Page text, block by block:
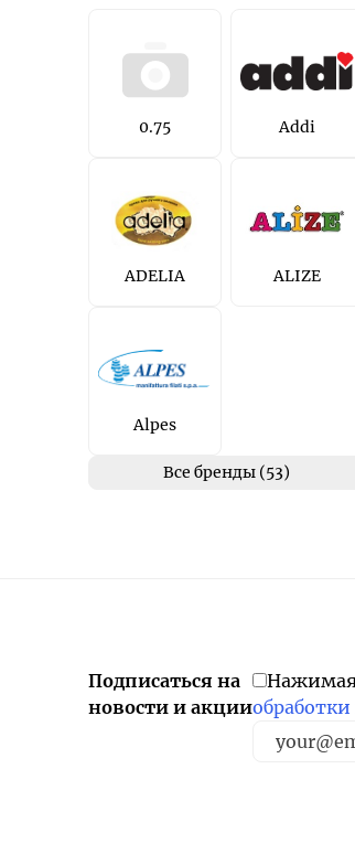
0.75 Addi
ADELIA ALIZE
Alpes
Все бренды (53)
Подписаться на
новости и акции
Нажимая